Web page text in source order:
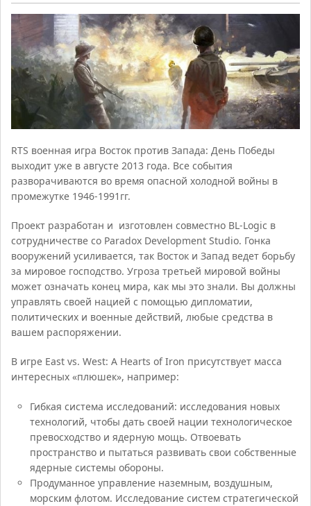
RTS военная игра Восток против Запада: День Победы
выходит уже в августе 2013 года. Все события
разворачиваются во время опасной холодной войны в
промежутке 1946-1991гг.
Проект разработан и изготовлен совместно BL-Logic в
сотрудничестве со Paradox Development Studio. Гонка
вооружений усиливается, так Восток и Запад ведет борьбу
за мировое господство. Угроза третьей мировой войны
может означать конец мира, как мы это знали. Вы должны
управлять своей нацией с помощью дипломатии,
политических и военные действий, любые средства в
вашем распоряжении.
В игре East vs. West: A Hearts of Iron присутствует масса
интересных «плюшек», например:
Гибкая система исследований: исследования новых
технологий, чтобы дать своей нации технологическое
превосходство и ядерную мощь. Отвоевать
пространство и пытаться развивать свои собственные
ядерные системы обороны.
Продуманное управление наземным, воздушным,
морским флотом. Исследование систем стратегической